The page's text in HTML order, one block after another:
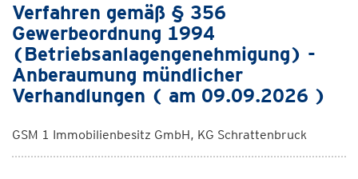
Verfahren gemäß § 356
Gewerbeordnung 1994
(Betriebsanlagengenehmigung) -
Anberaumung mündlicher
Verhandlungen ( am 09.09.2026 )
GSM 1 Immobilienbesitz GmbH, KG Schrattenbruck